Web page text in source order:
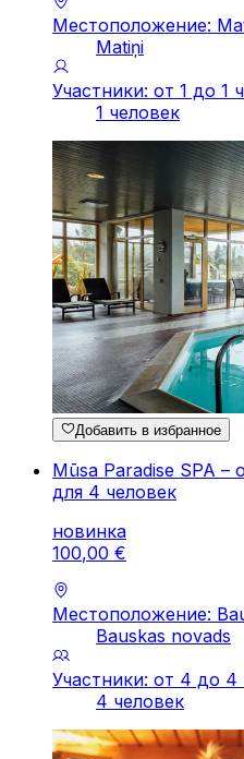
Местоположение:
Matiņi
Участники: от 1 до 1
1 человек
Добавить в избранное
Mūsa Paradise SPA
для 4 человек
новинка
100,00 €
Местоположение:
Bauskas novads
Участники: от 4 до 4
4 человек